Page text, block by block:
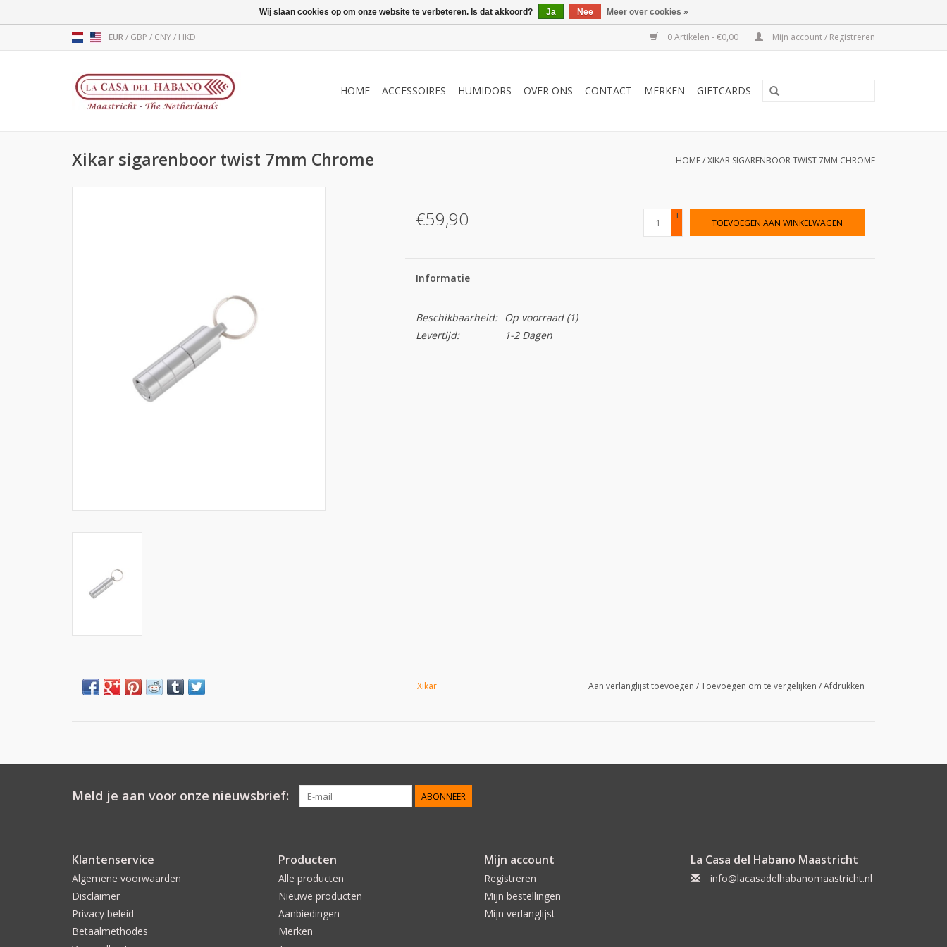
EUR/ GBP / CNY/ HKD 0 Artikelen - €0,00 Mijn account / Registreren
HOME ACCESSOIRES HUMIDORS OVER ONS CONTACT MERKEN GIFTCARDS
Xikar sigarenboor twist 7mm Chrome HOME/XIKAR SIGARENBOOR TWIST 7MM CHROME
€59,90
+
-
TOEVOEGEN AAN WINKELWAGEN
Informatie
Beschikbaarheid: Op voorraad(1)
Levertijd:
1-2 Dagen
Xikar Aan verlanglijst toevoegen /Toevoegen om te vergelijken /Afdrukken
Meld je aan voor onze nieuwsbrief: ABONNEER
Klantenservice
Algemene voorwaarden
Disclaimer
Privacy beleid
Betaalmethodes
Producten
Alle producten
Nieuwe producten
Aanbiedingen
Merken
Mijn account
Registreren
Mijn bestellingen
Mijn verlanglijst
La Casa del Habano Maastricht
info@lacasadelhabanomaastricht.nl
Wij slaan cookies op om onze website te verbeteren. Is dat akkoord? Ja Nee Meer over cookies »